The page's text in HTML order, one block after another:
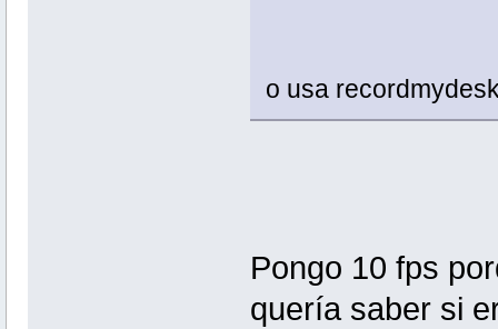
o usa
Pongo 10 fps
quería saber si